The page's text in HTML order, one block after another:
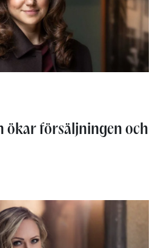
ökar försäljningen och